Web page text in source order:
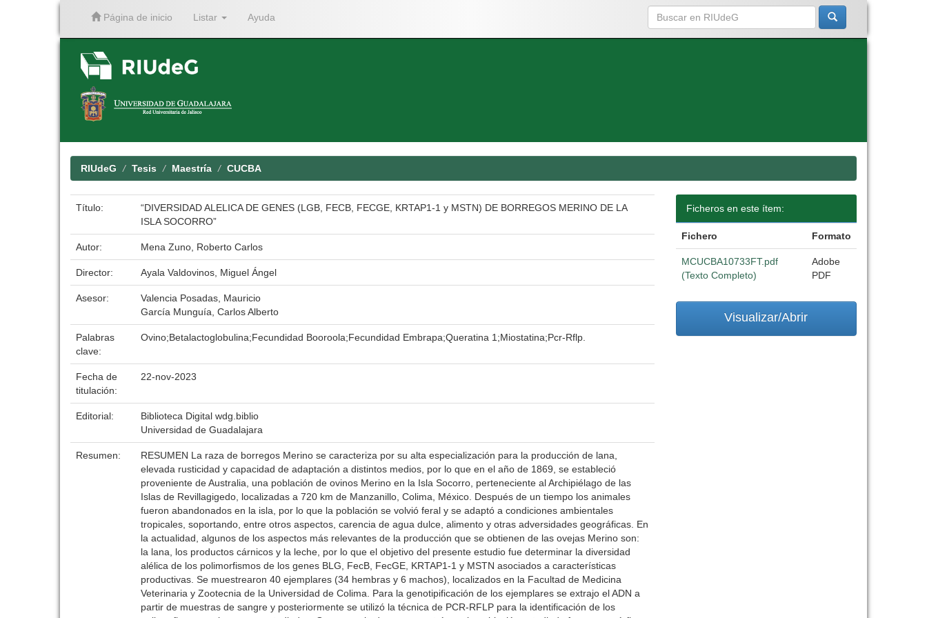
Página de inicio Listar Ayuda
RIUdeG Tesis Maestría CUCBA
Título:
“DIVERSIDAD ALELICA DE GENES (LGB, FECB, FECGE, KRTAP1-1 y MSTN) DE BORREGOS MERINO DE LA
ISLA SOCORRO”
Autor: Mena Zuno, Roberto Carlos
Director: Ayala Valdovinos, Miguel Ángel
Asesor:
Valencia Posadas, Mauricio
García Munguía, Carlos Alberto
Palabras
clave:
Ovino;Betalactoglobulina;Fecundidad Booroola;Fecundidad Embrapa;Queratina 1;Miostatina;Pcr-Rflp.
Fecha de
titulación:
22-nov-2023
Editorial:
Biblioteca Digital wdg.biblio
Universidad de Guadalajara
Resumen:
RESUMEN La raza de borregos Merino se caracteriza por su alta especialización para la producción de lana,
elevada rusticidad y capacidad de adaptación a distintos medios, por lo que en el año de 1869, se estableció
proveniente de Australia, una población de ovinos Merino en la Isla Socorro, perteneciente al Archipiélago de las
Islas de Revillagigedo, localizadas a 720 km de Manzanillo, Colima, México. Después de un tiempo los animales
fueron abandonados en la isla, por lo que la población se volvió feral y se adaptó a condiciones ambientales
tropicales, soportando, entre otros aspectos, carencia de agua dulce, alimento y otras adversidades geográficas. En
la actualidad, algunos de los aspectos más relevantes de la producción que se obtienen de las ovejas Merino son:
la lana, los productos cárnicos y la leche, por lo que el objetivo del presente estudio fue determinar la diversidad
alélica de los polimorfismos de los genes BLG, FecB, FecGE, KRTAP1-1 y MSTN asociados a características
productivas. Se muestrearon 40 ejemplares (34 hembras y 6 machos), localizados en la Facultad de Medicina
Veterinaria y Zootecnia de la Universidad de Colima. Para la genotipificación de los ejemplares se extrajo el ADN a
partir de muestras de sangre y posteriormente se utilizó la técnica de PCR-RFLP para la identificación de los
Ficheros en este ítem:
Fichero Formato
MCUCBA10733FT.pdf
(Texto Completo)
Adobe
PDF
Visualizar/Abrir